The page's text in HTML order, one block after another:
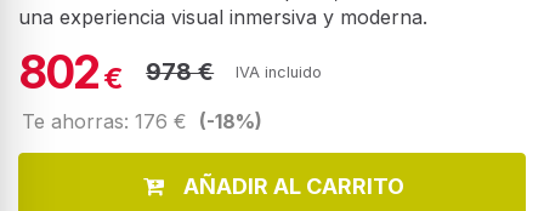
una experiencia visual inmersiva y moderna.
802€ 978 € IVA incluido
Te ahorras: 176 € (-18%)
AÑADIR AL CARRITO